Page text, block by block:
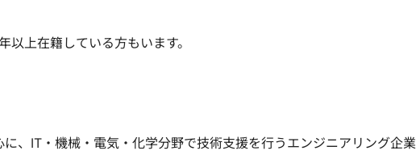
上在籍している方もいます。
、IT・機械・電気・化学分野で技術支援を行うエンジニアリング企